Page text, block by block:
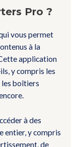
Pro ?
vous permet
à la
application
y compris les
les boîtiers
à des
entier, y compris
de